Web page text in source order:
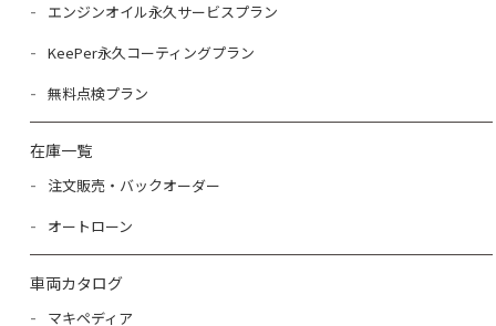
エンジンオイル永久サービスプラン
KeePer永久コーティングプラン
無料点検プラン
在庫一覧
注文販売・バックオーダー
オートローン
車両カタログ
マキペディア